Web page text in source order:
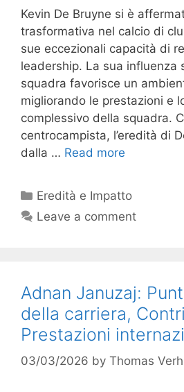
Kevin De Bruyne si è
trasformativa nel calcio di
sue eccezionali capacità di
leadership. La sua influenza
squadra favorisce un
migliorando le prestazioni e
complessivo della squadra.
centrocampista, l’eredità di
dalla … Read more
Categories
Eredità e Impatto
Leave a comment
Adnan Januzaj:
della carriera,
Prestazioni
03/03/2026 by Thomas